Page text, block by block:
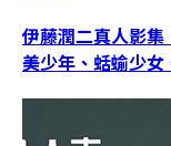
伊藤潤二真人影
美少年、蛞蝓少女